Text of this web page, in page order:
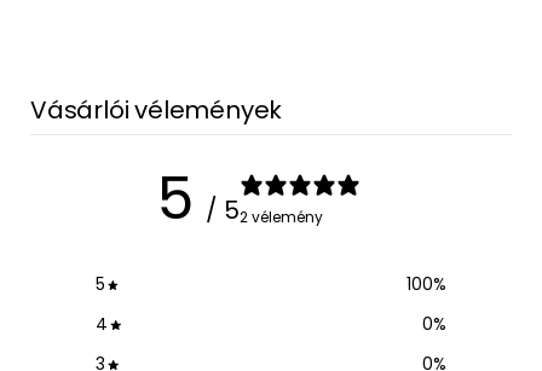
Vásárlói vélemények
5 / 52 vélemény
5 100%
4
0%
3
0%